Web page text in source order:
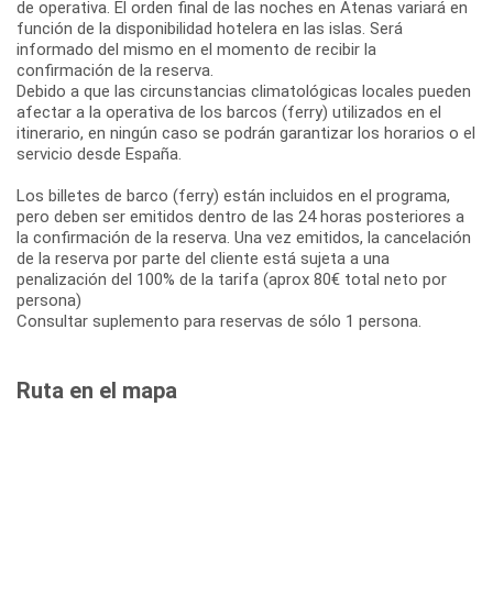
de operativa. El orden final de las noches en Atenas variará en
función de la disponibilidad hotelera en las islas. Será
informado del mismo en el momento de recibir la
confirmación de la reserva.
Debido a que las circunstancias climatológicas locales pueden
afectar a la operativa de los barcos (ferry) utilizados en el
itinerario, en ningún caso se podrán garantizar los horarios o el
servicio desde España.
Los billetes de barco (ferry) están incluidos en el programa,
pero deben ser emitidos dentro de las 24 horas posteriores a
la confirmación de la reserva. Una vez emitidos, la cancelación
de la reserva por parte del cliente está sujeta a una
penalización del 100% de la tarifa (aprox 80€ total neto por
persona)
Consultar suplemento para reservas de sólo 1 persona.
Ruta en el mapa